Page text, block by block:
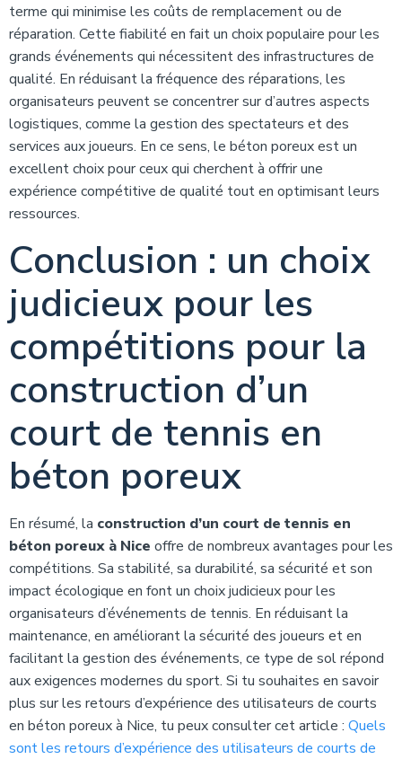
terme qui minimise les coûts de remplacement ou de
réparation. Cette fiabilité en fait un choix populaire pour les
grands événements qui nécessitent des infrastructures de
qualité. En réduisant la fréquence des réparations, les
organisateurs peuvent se concentrer sur d’autres aspects
logistiques, comme la gestion des spectateurs et des
services aux joueurs. En ce sens, le béton poreux est un
excellent choix pour ceux qui cherchent à offrir une
expérience compétitive de qualité tout en optimisant leurs
ressources.
Conclusion : un choix
judicieux pour les
compétitions pour la
construction d’un
court de tennis en
béton poreux
En résumé, la construction d’un court de tennis en
béton poreux à Nice offre de nombreux avantages pour les
compétitions. Sa stabilité, sa durabilité, sa sécurité et son
impact écologique en font un choix judicieux pour les
organisateurs d’événements de tennis. En réduisant la
maintenance, en améliorant la sécurité des joueurs et en
facilitant la gestion des événements, ce type de sol répond
aux exigences modernes du sport. Si tu souhaites en savoir
plus sur les retours d’expérience des utilisateurs de courts
en béton poreux à Nice, tu peux consulter cet article : Quels
sont les retours d’expérience des utilisateurs de courts de